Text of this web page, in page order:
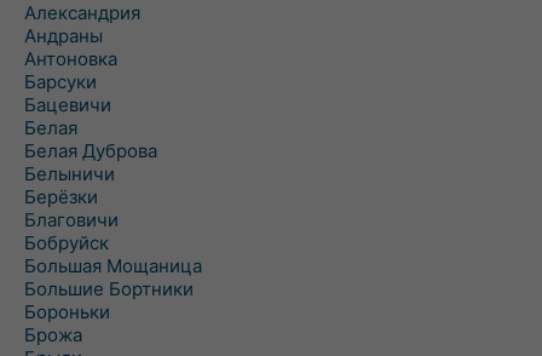
Александрия
Андраны
Антоновка
Барсуки
Бацевичи
Белая
Белая Дуброва
Белыничи
Берёзки
Благовичи
Бобруйск
Большая Мощаница
Большие Бортники
Бороньки
Брожа